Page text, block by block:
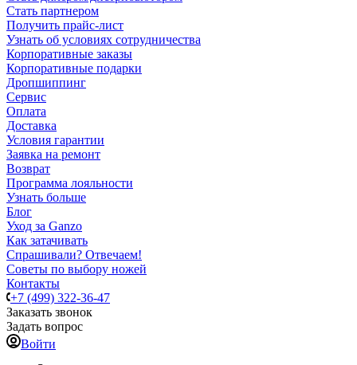
Стать партнером
Получить прайс-лист
Узнать об условиях сотрудничества
Корпоративные заказы
Корпоративные подарки
Дропшиппинг
Сервис
Оплата
Доставка
Условия гарантии
Заявка на ремонт
Возврат
Программа лояльности
Узнать больше
Блог
Уход за Ganzo
Как затачивать
Спрашивали? Отвечаем!
Советы по выбору ножей
Контакты
+7 (499) 322-36-47
Заказать звонок
Задать вопрос
Войти